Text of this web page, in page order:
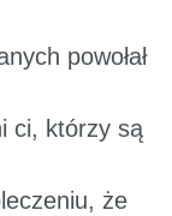
powołał
ci, którzy są
że